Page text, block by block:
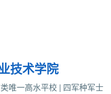
技术学院
唯一高水平校 | 四军种军士